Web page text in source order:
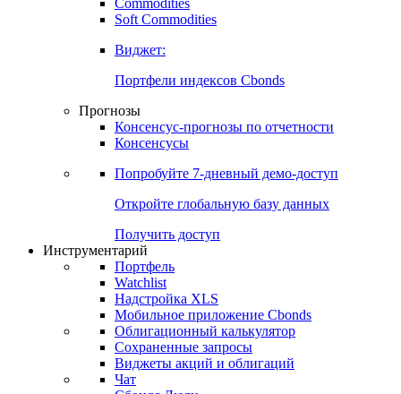
Золото
Бензин
Soft Commodities
Виджет:
Портфели индексов Cbonds
Прогнозы
Консенсусы
Попробуйте7-дневный
Откройте глобальную базу данных
Получить доступ
Инструментарий
Портфель
Watchlist
Надстройка XLS
Мобильное приложение Cbonds